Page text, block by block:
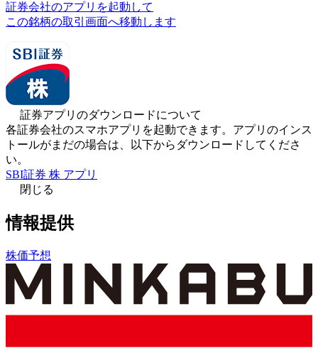
証券会社のアプリを起動して
この銘柄の取引画面へ移動します
証券アプリのダウンロードについて
各証券会社のスマホアプリを起動できます。アプリのインス
トールがまだの場合は、以下からダウンロードしてくださ
い。
SBI証券 株 アプリ
閉じる
情報提供
株価予想